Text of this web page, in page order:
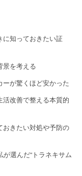
に知っておきたい証
景を考える
が驚くほど安かった
改善で整える本質的
おきたい対処や予防の
選んだ“トラネキサム